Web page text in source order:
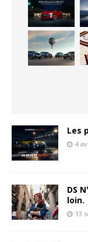
Les
4
DS
loin.
13